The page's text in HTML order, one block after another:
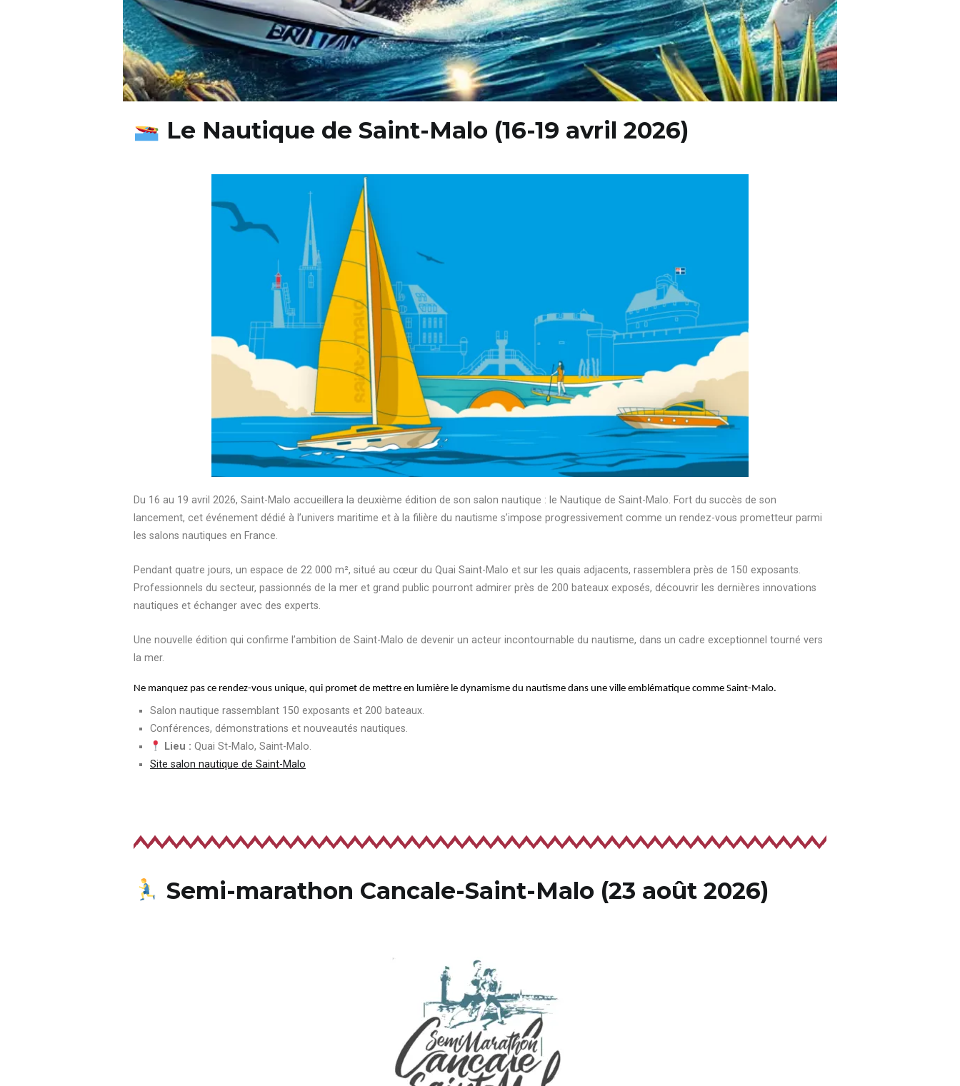
Le Nautique de Saint-Malo (16-19 avril 2026)
Du 16 au 19 avril 2026, Saint-Malo accueillera la deuxième édition de son salon nautique : le Nautique de Saint-Malo. Fort du succès de son
lancement, cet événement dédié à l’univers maritime et à la filière du nautisme s’impose progressivement comme un rendez-vous prometteur parmi
les salons nautiques en France.
Pendant quatre jours, un espace de 22 000 m², situé au cœur du Quai Saint-Malo et sur les quais adjacents, rassemblera près de 150 exposants.
Professionnels du secteur, passionnés de la mer et grand public pourront admirer près de 200 bateaux exposés, découvrir les dernières innovations
nautiques et échanger avec des experts.
Une nouvelle édition qui confirme l’ambition de Saint-Malo de devenir un acteur incontournable du nautisme, dans un cadre exceptionnel tourné vers
la mer.
Ne manquez pas ce rendez-vous unique, qui promet de mettre en lumière le dynamisme du nautisme dans une ville emblématique comme Saint-Malo.
Salon nautique rassemblant 150 exposants et 200 bateaux.
Conférences, démonstrations et nouveautés nautiques.
Lieu : Quai St-Malo, Saint-Malo.
Site salon nautique de Saint-Malo
Semi-marathon Cancale-Saint-Malo (23 août 2026)